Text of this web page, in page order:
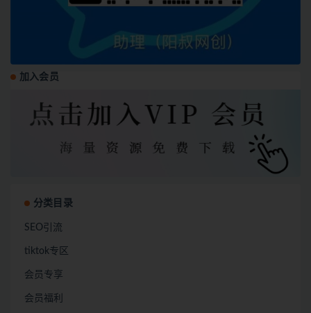
加入会员
分类目录
SEO引流
tiktok专区
会员专享
会员福利